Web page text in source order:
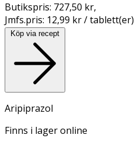
Butikspris: 727,50 kr,
Jmfs.pris: 12,99 kr / tablett(er)
Köp via recept
Aripiprazol
Finns i lager online